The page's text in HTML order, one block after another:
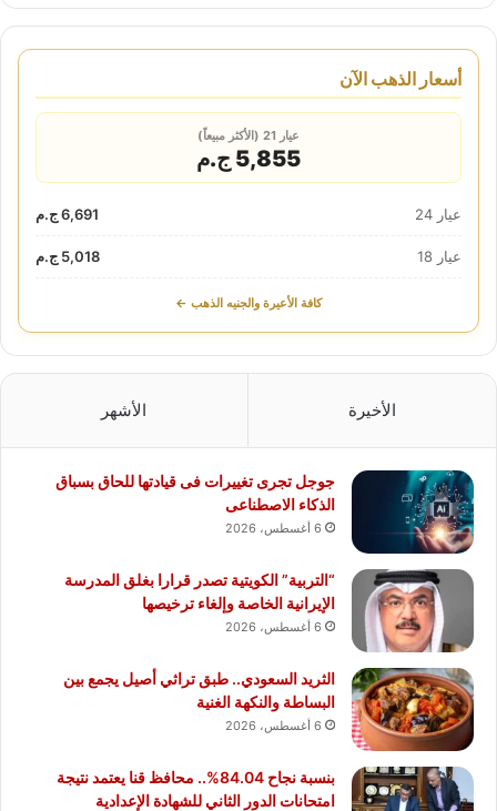
أسعار الذهب الآن
عيار 21 (الأكثر مبيعاً)
5,855 ج.م
عيار 24 6,691 ج.م
عيار 18 5,018 ج.م
كافة الأعيرة والجنيه الذهب ←
الأخيرة الأشهر
جوجل تجرى تغييرات فى قيادتها للحاق بسباق
الذكاء الاصطناعى
6 أغسطس، 2026
“التربية” الكويتية تصدر قرارا بغلق المدرسة
الإيرانية الخاصة وإلغاء ترخيصها
6 أغسطس، 2026
الثريد السعودي.. طبق تراثي أصيل يجمع بين
البساطة والنكهة الغنية
6 أغسطس، 2026
بنسبة نجاح 84.04%.. محافظ قنا يعتمد نتيجة
امتحانات الدور الثاني للشهادة الإعدادية